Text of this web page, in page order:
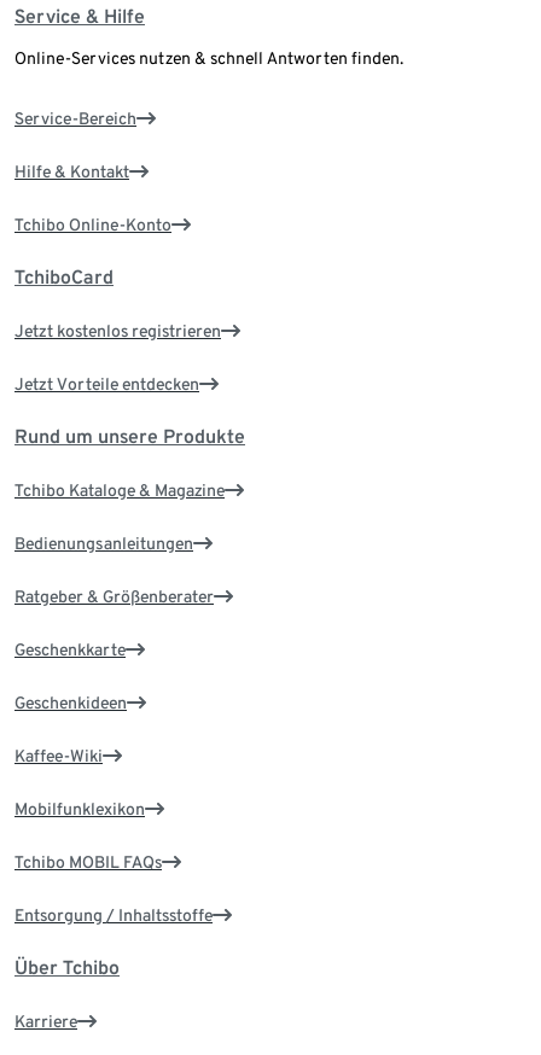
Service & Hilfe
Online-Services nutzen & schnell Antworten finden.
Service-Bereich
Hilfe & Kontakt
Tchibo Online-Konto
TchiboCard
Jetzt kostenlos registrieren
Jetzt Vorteile entdecken
Rund um unsere Produkte
Tchibo Kataloge & Magazine
Bedienungsanleitungen
Ratgeber & Größenberater
Geschenkkarte
Geschenkideen
Kaffee-Wiki
Mobilfunklexikon
Tchibo MOBIL FAQs
Entsorgung / Inhaltsstoffe
Über Tchibo
Karriere